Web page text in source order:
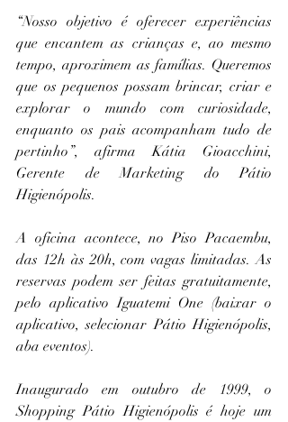
“Nosso objetivo é oferecer experiências
que encantem as crianças e, ao mesmo
tempo, aproximem as famílias. Queremos
que os pequenos possam brincar, criar e
explorar o mundo com curiosidade,
enquanto os pais acompanham tudo de
pertinho”, afirma Kátia Gioacchini,
Gerente de Marketing do Pátio
Higienópolis.
A oficina acontece, no Piso Pacaembu,
das 12h às 20h, com vagas limitadas. As
reservas podem ser feitas gratuitamente,
pelo aplicativo Iguatemi One (baixar o
aplicativo, selecionar Pátio Higienópolis,
aba eventos).
Inaugurado em outubro de 1999, o
Shopping Pátio Higienópolis é hoje um